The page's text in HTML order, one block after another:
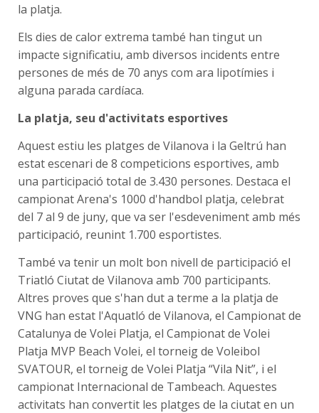
la platja.
Els dies de calor extrema també han tingut un
impacte significatiu, amb diversos incidents entre
persones de més de 70 anys com ara lipotímies i
alguna parada cardíaca.
La platja, seu d'activitats esportives
Aquest estiu les platges de Vilanova i la Geltrú han
estat escenari de 8 competicions esportives, amb
una participació total de 3.430 persones. Destaca el
campionat Arena's 1000 d'handbol platja, celebrat
del 7 al 9 de juny, que va ser l'esdeveniment amb més
participació, reunint 1.700 esportistes.
També va tenir un molt bon nivell de participació el
Triatló Ciutat de Vilanova amb 700 participants.
Altres proves que s'han dut a terme a la platja de
VNG han estat l'Aquatló de Vilanova, el Campionat de
Catalunya de Volei Platja, el Campionat de Volei
Platja MVP Beach Volei, el torneig de Voleibol
SVATOUR, el torneig de Volei Platja “Vila Nit”, i el
campionat Internacional de Tambeach. Aquestes
activitats han convertit les platges de la ciutat en un